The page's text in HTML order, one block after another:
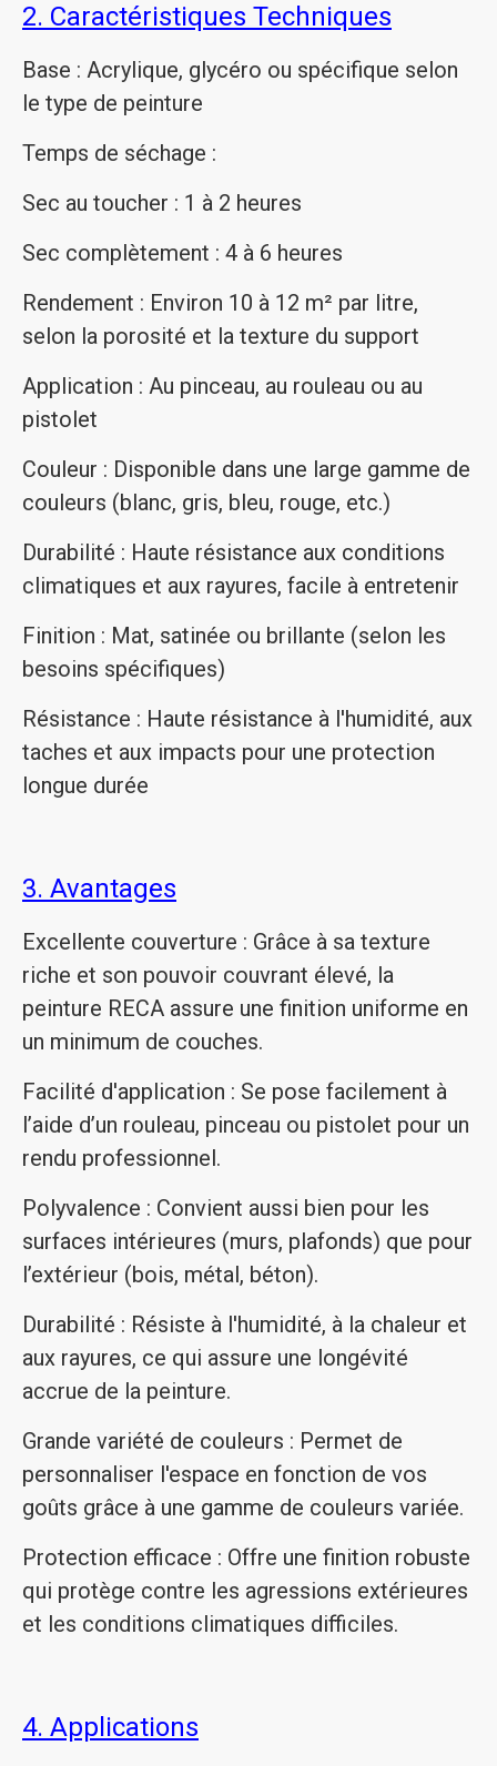
2. Caractéristiques Techniques
Base : Acrylique, glycéro ou spécifique selon
le type de peinture
Temps de séchage :
Sec au toucher : 1 à 2 heures
Sec complètement : 4 à 6 heures
Rendement : Environ 10 à 12 m² par litre,
selon la porosité et la texture du support
Application : Au pinceau, au rouleau ou au
pistolet
Couleur : Disponible dans une large gamme de
couleurs (blanc, gris, bleu, rouge, etc.)
Durabilité : Haute résistance aux conditions
climatiques et aux rayures, facile à entretenir
Finition : Mat, satinée ou brillante (selon les
besoins spécifiques)
Résistance : Haute résistance à l'humidité, aux
taches et aux impacts pour une protection
longue durée
3. Avantages
Excellente couverture : Grâce à sa texture
riche et son pouvoir couvrant élevé, la
peinture RECA assure une finition uniforme en
un minimum de couches.
Facilité d'application : Se pose facilement à
l’aide d’un rouleau, pinceau ou pistolet pour un
rendu professionnel.
Polyvalence : Convient aussi bien pour les
surfaces intérieures (murs, plafonds) que pour
l’extérieur (bois, métal, béton).
Durabilité : Résiste à l'humidité, à la chaleur et
aux rayures, ce qui assure une longévité
accrue de la peinture.
Grande variété de couleurs : Permet de
personnaliser l'espace en fonction de vos
goûts grâce à une gamme de couleurs variée.
Protection efficace : Offre une finition robuste
qui protège contre les agressions extérieures
et les conditions climatiques difficiles.
4. Applications